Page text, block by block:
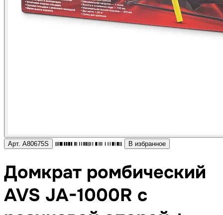
Арт. A80675S В избранное
Домкрат ромбический
AVS JA-1000R с